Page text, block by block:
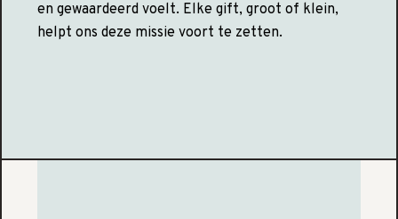
en gewaardeerd voelt. Elke gift, groot of klein,
helpt ons deze missie voort te zetten.